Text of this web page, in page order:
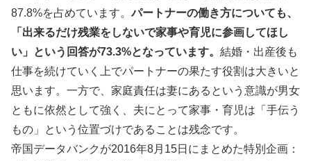
87.8%を占めています。パートナーの働き方についても、
「出来るだけ残業をしないで家事や育児に参画してほし
い」という回答が73.3%となっています。 結婚・出産後も
仕事を続けていく上でパートナーの果たす役割は大きいと
思います。一方で、家庭責任は妻にあるという意識が男女
ともに依然として強く、夫にとって家事・育児は「手伝う
もの」という位置づけであることは残念です。
帝国データバンクが2016年8月15日にまとめた特別企画：